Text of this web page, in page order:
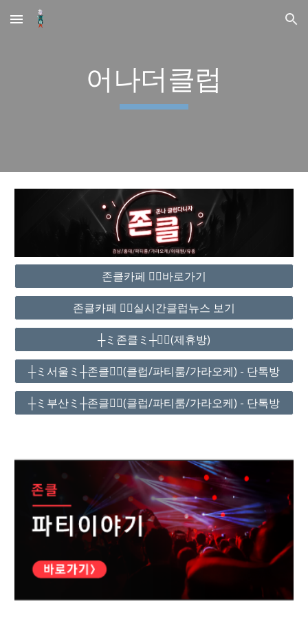
Skip to main content Skip to navigation
어나더클럽
존클카페 ❤️‍🔥바로가기
존클카페 ❤️‍🔥실시간클럽뉴스 보기
┼ミ존클ミ┼❤️‍🔥(제휴방)
┼ミ서울ミ┼존클❤️‍🔥(클럽/파티룸/가라오케) - 단톡방
┼ミ부산ミ┼존클❤️‍🔥(클럽/파티룸/가라오케) - 단톡방